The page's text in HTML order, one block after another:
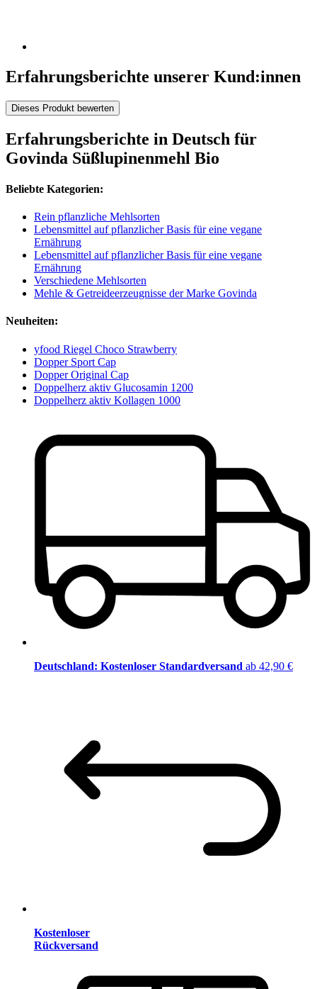
Erfahrungsberichte unserer Kund:innen
Dieses Produkt bewerten
Erfahrungsberichte in Deutsch für
Govinda Süßlupinenmehl Bio
Beliebte Kategorien:
Rein pflanzliche Mehlsorten
Lebensmittel auf pflanzlicher Basis für eine vegane
Ernährung
Lebensmittel auf pflanzlicher Basis für eine vegane
Ernährung
Verschiedene Mehlsorten
Mehle & Getreideerzeugnisse der Marke Govinda
Neuheiten:
yfood Riegel Choco Strawberry
Dopper Sport Cap
Dopper Original Cap
Doppelherz aktiv Glucosamin 1200
Doppelherz aktiv Kollagen 1000
Deutschland: Kostenloser Standardversand ab 42,90 €
Kostenloser
Rückversand